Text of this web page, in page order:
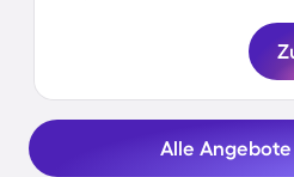
Alle